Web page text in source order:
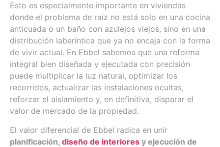
Esto es especialmente importante en viviendas
donde el problema de raíz no está solo en una cocina
anticuada o un baño con azulejos viejos, sino en una
distribución laberíntica que ya no encaja con la forma
de vivir actual. En Ebbel sabemos que una reforma
integral bien diseñada y ejecutada con precisión
puede multiplicar la luz natural, optimizar los
recorridos, actualizar las instalaciones ocultas,
reforzar el aislamiento y, en definitiva, disparar el
valor de mercado de la propiedad.
El valor diferencial de Ebbel radica en unir
planificación, diseño de interiores y ejecución de